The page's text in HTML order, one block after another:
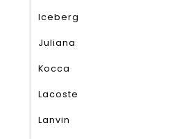
Iceberg
Juliana
Kocca
Lacoste
Lanvin